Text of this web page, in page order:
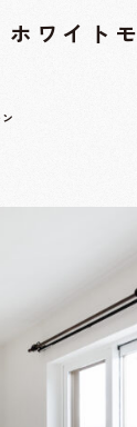
ワイト
ン